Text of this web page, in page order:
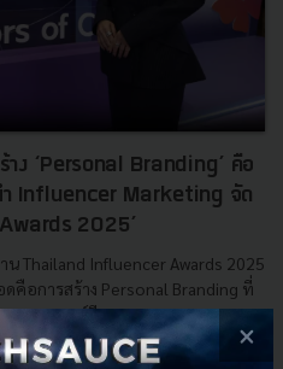
ร้าง ‘Personal Branding’ คือ
นำ Influencer Marketing จัด
2025’
น Thailand Influencer Awards 2025
คือการสร้าง Personal Branding ที่
และกลยุทธ์ที...
×